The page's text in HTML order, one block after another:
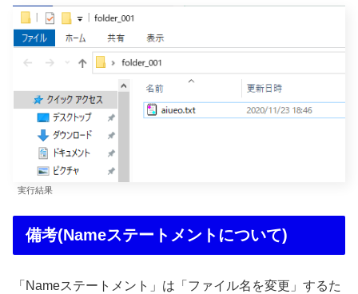
実行結果
備考(Nameステートメントについて)
「Nameステートメント」は「ファイル名を変更」するた